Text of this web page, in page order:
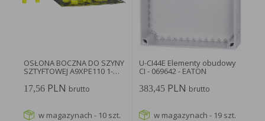
OSŁONA BOCZNA DO SZYNY
SZTYFTOWEJ A9XPE110 1-
BIEGUNOWA...
17,56PLN brutto
w magazynach - 10 szt.
U-CI44E Elementy obudowy
CI - 069642 - EATON
383,45 PLN brutto
w magazynach - 19 szt.